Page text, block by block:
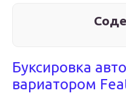
Буксировка
вариатором